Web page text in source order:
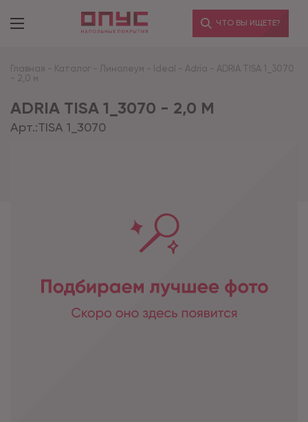
ЧТО ВЫ ИЩЕТЕ?
Главная - Каталог - Линолеум - Ideal - Adria - ADRIA TISA 1_3070
- 2,0 м
ADRIA TISA 1_3070 - 2,0 М
Арт.:TISA 1_3070